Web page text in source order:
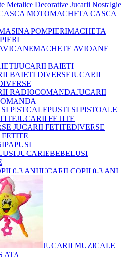
Metalice Decorative Jucarii Nostalgie
MACHETA CASCA
MACHETA
MACHETE AVIOANE
JUCARII BAIETI
JUCARII
JUCARII
PUSTI SI PISTOALE
JUCARII FETITE
DIVERSE
PAPUSI
BEBELUSI
JUCARII COPII 0-3 ANI
JUCARII MUZICALE
ATA